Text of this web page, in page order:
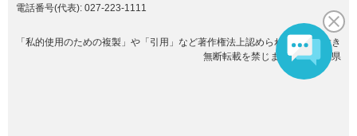
電話番号(代表): 027-223-1111
「私的使用のための複製」や「引用」など著作権法上認められた場合を除き
無断転載を禁じます。(C)群馬県